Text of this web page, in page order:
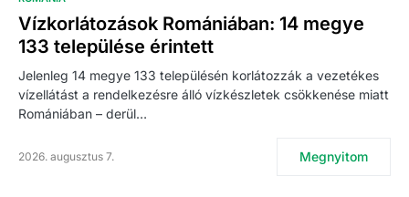
Vízkorlátozások Romániában: 14 megye
133 települése érintett
Jelenleg 14 megye 133 településén korlátozzák a vezetékes
vízellátást a rendelkezésre álló vízkészletek csökkenése miatt
Romániában – derül…
2026. augusztus 7. Megnyitom